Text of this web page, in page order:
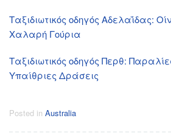
Ταξιδιωτικός οδηγός Αδελαΐδας:
Χαλαρή Γούρια
Ταξιδιωτικός οδηγός Περθ:
Υπαίθριες Δράσεις
Posted in Australia